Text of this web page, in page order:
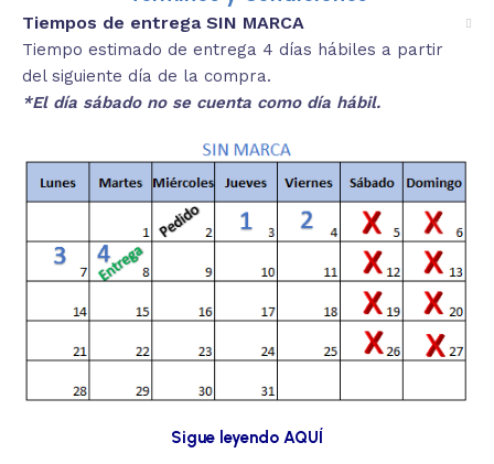
Tiempos de entrega SIN MARCA
Tiempo estimado de entrega 4 días hábiles a partir
del siguiente día de la compra.
*El día sábado no se cuenta como día hábil.
Sigue leyendo AQUÍ